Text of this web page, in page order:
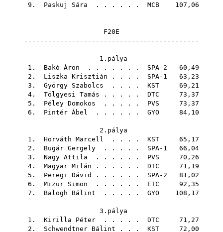
9. Paskuj Sára . . . . . . MCB 107,06
F20E
--------------------------------------------
1.pálya
1. Bakó Áron . . . . . . . SPA-2 60,49
2. Liszka Krisztián . . . . SPA-1 63,23
3. György Szabolcs . . . . KST 69,21
4. Tölgyesi Tamás . . . . . DTC 73,37
5. Péley Domokos . . . . . PVS 73,37
6. Pintér Ábel . . . . . . GYO 84,10
2.pálya
1. Horváth Marcell . . . . KST 65,17
2. Bugár Gergely . . . . . SPA-1 66,04
3. Nagy Attila . . . . . . PVS 70,26
4. Magyar Milán . . . . . . DTC 71,19
5. Peregi Dávid
. . . . . . SPA-2 81,02
6. Mizur Simon . . . . . . ETC 92,35
7. Balogh Bálint . . . . . GYO 108,17
3.pálya
1. Kirilla Péter . . . . . DTC 71,27
2. Schwendtner Bálint . . . KST 72,00